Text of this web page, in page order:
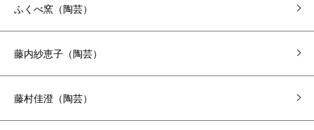
ふくべ窯（陶芸）
藤内紗恵子（陶芸）
藤村佳澄（陶芸）